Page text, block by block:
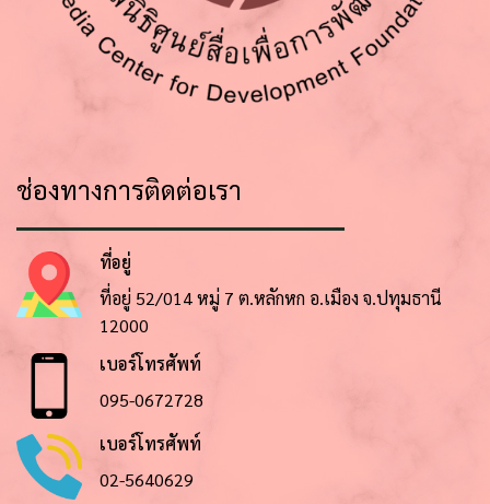
ช่องทางการติดต่อเรา
ที่อยู่
ที่อยู่ 52/014 หมู่ 7 ต.หลักหก อ.เมือง จ.ปทุมธานี
12000
เบอร์โทรศัพท์
095-0672728
เบอร์โทรศัพท์
02-5640629